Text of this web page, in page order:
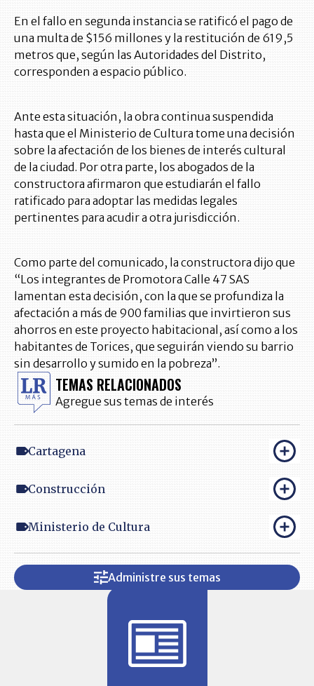
En el fallo en segunda instancia se ratificó el pago de
una multa de $156 millones y la restitución de 619,5
metros que, según las Autoridades del Distrito,
corresponden a espacio público.
Ante esta situación, la obra continua suspendida
hasta que el Ministerio de Cultura tome una decisión
sobre la afectación de los bienes de interés cultural
de la ciudad. Por otra parte, los abogados de la
constructora afirmaron que estudiarán el fallo
ratificado para adoptar las medidas legales
pertinentes para acudir a otra jurisdicción.
Como parte del comunicado, la constructora dijo que
“Los integrantes de Promotora Calle 47 SAS
lamentan esta decisión, con la que se profundiza la
afectación a más de 900 familias que invirtieron sus
ahorros en este proyecto habitacional, así como a los
habitantes de Torices, que seguirán viendo su barrio
sin desarrollo y sumido en la pobreza”.
TEMAS RELACIONADOS
Agregue sus temas de interés
Cartagena
Construcción
Ministerio de Cultura
Administre sus temas